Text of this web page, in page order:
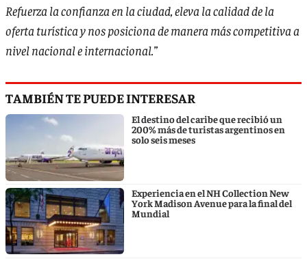
Refuerza la confianza en la ciudad, eleva la calidad de la
oferta turística y nos posiciona de manera más competitiva a
nivel nacional e internacional.”
TAMBIÉN TE PUEDE INTERESAR
El destino del caribe que recibió un
200% más de turistas argentinos en
solo seis meses
Experiencia en el NH Collection New
York Madison Avenue para la final del
Mundial